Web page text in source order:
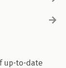
up-to-date